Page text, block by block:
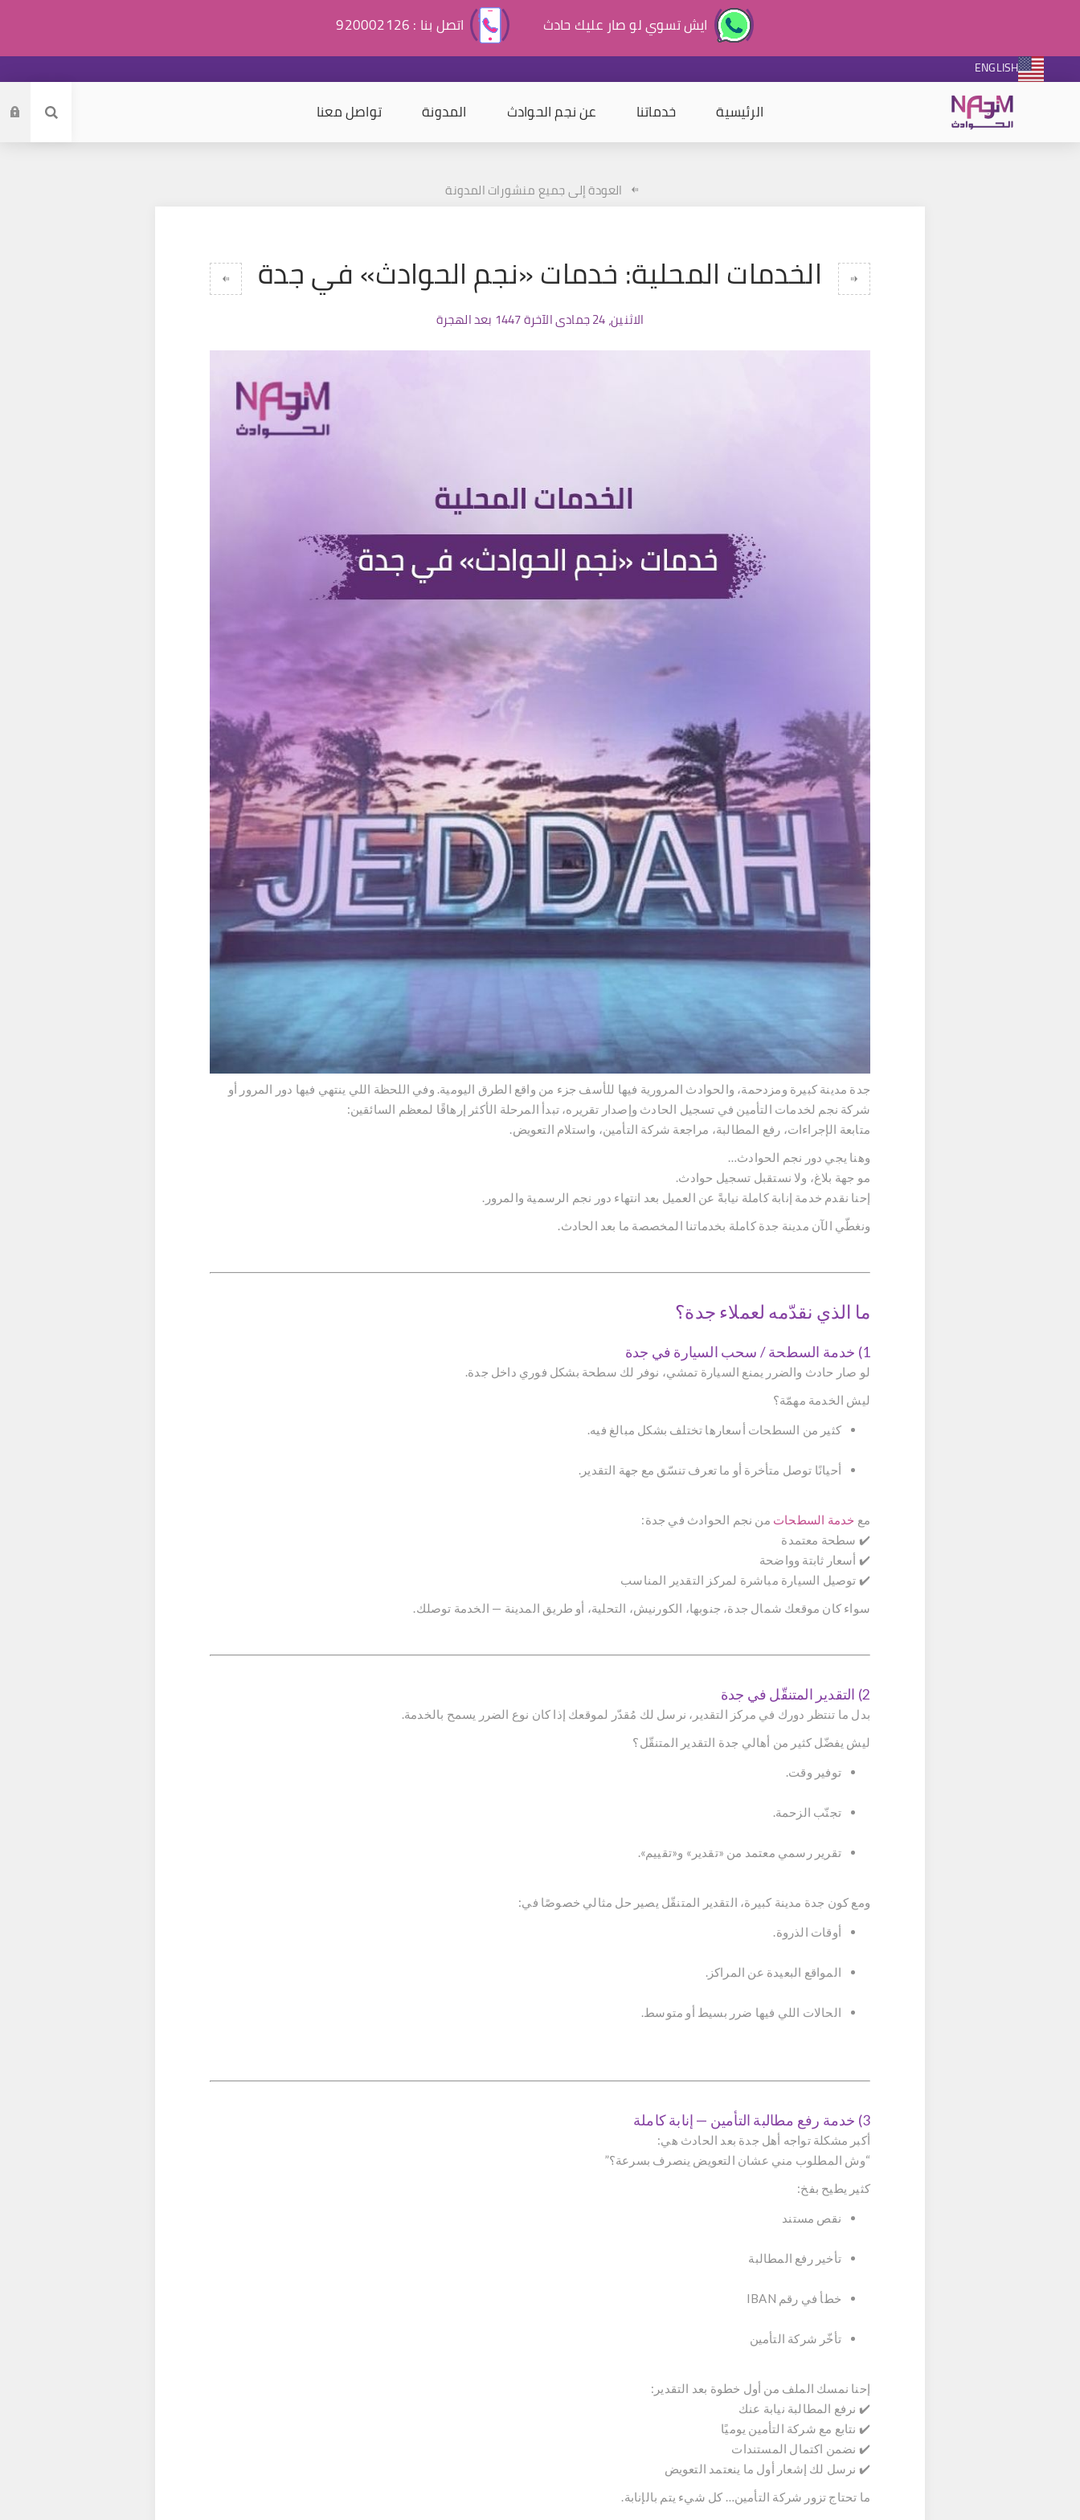
ايش تسوي لو صار عليك حادث اتصل بنا : 920002126
ENGLISH
الرئيسية خدماتنا عن نجم الحوادث المدونة تواصل معنا
العودة إلى جميع منشورات المدونة
الخدمات المحلية: خدمات «نجم الحوادث» في جدة
الاثنين، 24 جمادى الآخرة 1447 بعد الهجرة
جدة مدينة كبيرة ومزدحمة، والحوادث المرورية فيها للأسف جزء من واقع الطرق اليومية. وفي اللحظة اللي ينتهي فيها دور المرور أو
شركة نجم لخدمات التأمين في تسجيل الحادث وإصدار تقريره، تبدأ المرحلة الأكثر إرهاقًا لمعظم السائقين:
متابعة الإجراءات، رفع المطالبة، مراجعة شركة التأمين، واستلام التعويض.
وهنا يجي دور نجم الحوادث…
مو جهة بلاغ، ولا نستقبل تسجيل حوادث.
إحنا نقدم خدمة إنابة كاملة نيابةً عن العميل بعد انتهاء دور نجم الرسمية والمرور.
ونغطّي الآن مدينة جدة كاملة بخدماتنا المخصصة ما بعد الحادث.
ما الذي نقدّمه لعملاء جدة؟
1) خدمة السطحة / سحب السيارة في جدة
لو صار حادث والضرر يمنع السيارة تمشي، نوفر لك سطحة بشكل فوري داخل جدة.
ليش الخدمة مهمّة؟
كثير من السطحات أسعارها تختلف بشكل مبالغ فيه.
أحيانًا توصل متأخرة أو ما تعرف تنسّق مع جهة التقدير.
مع خدمة السطحات من نجم الحوادث في جدة:
✔️ سطحة معتمدة
✔️ أسعار ثابتة وواضحة
✔️ توصيل السيارة مباشرة لمركز التقدير المناسب
سواء كان موقعك شمال جدة، جنوبها، الكورنيش، التحلية، أو طريق المدينة — الخدمة توصلك.
2) التقدير المتنقّل في جدة
بدل ما تنتظر دورك في مركز التقدير، نرسل لك مُقدّر لموقعك إذا كان نوع الضرر يسمح بالخدمة.
ليش يفضّل كثير من أهالي جدة التقدير المتنقّل؟
توفير وقت.
تجنّب الزحمة.
تقرير رسمي معتمد من «تقدير» و«تقييم».
ومع كون جدة مدينة كبيرة، التقدير المتنقّل يصير حل مثالي خصوصًا في:
أوقات الذروة.
المواقع البعيدة عن المراكز.
الحالات اللي فيها ضرر بسيط أو متوسط.
3) خدمة رفع مطالبة التأمين — إنابة كاملة
أكبر مشكلة تواجه أهل جدة بعد الحادث هي:
“وش المطلوب مني عشان التعويض ينصرف بسرعة؟”
كثير يطيح بفخ:
نقص مستند
تأخير رفع المطالبة
خطأ في رقم IBAN
تأخّر شركة التأمين
إحنا نمسك الملف من أول خطوة بعد التقدير:
✔️ نرفع المطالبة نيابة عنك
✔️ نتابع مع شركة التأمين يوميًا
✔️ نضمن اكتمال المستندات
✔️ نرسل لك إشعار أول ما ينعتمد التعويض
ما تحتاج تزور شركة التأمين… كل شيء يتم بالإنابة.